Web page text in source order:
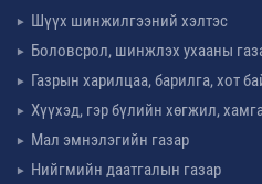
Шүүх шинжилгээний хэлтэс
Боловсрол, шинжлэх ухааны
Газрын харилцаа, барилга, хот
Хүүхэд, гэр бүлийн хөгжил,
Мал эмнэлэгийн газар
Нийгмийн даатгалын газар